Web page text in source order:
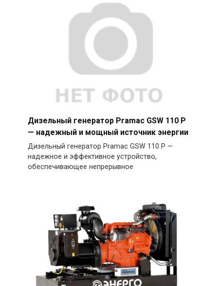
Дизельный генератор Pramac GSW 110 P
— надежный и мощный источник энергии
Дизельный генератор Pramac GSW 110 P —
надежное и эффективное устройство,
обеспечивающее непрерывное